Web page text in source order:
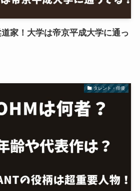
家！大学は帝京平成大学に通っ
タレント・俳優